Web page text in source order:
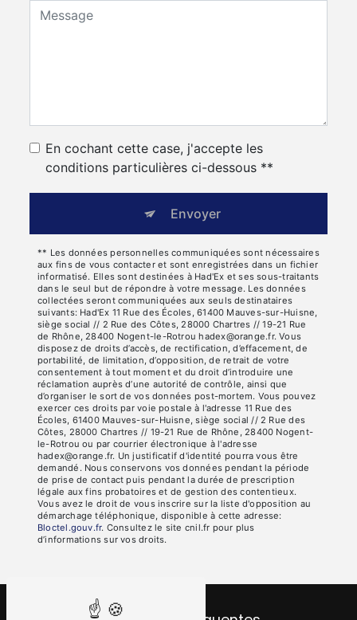
En cochant cette case, j'accepte les
conditions particulières ci-dessous **
Envoyer
** Les données personnelles communiquées sont nécessaires
aux fins de vous contacter et sont enregistrées dans un fichier
informatisé. Elles sont destinées à Had'Ex et ses sous-traitants
dans le seul but de répondre à votre message. Les données
collectées seront communiquées aux seuls destinataires
suivants: Had'Ex 11 Rue des Écoles, 61400 Mauves-sur-Huisne,
siège social // 2 Rue des Côtes, 28000 Chartres // 19-21 Rue
de Rhône, 28400 Nogent-le-Rotrou hadex@orange.fr. Vous
disposez de droits d’accès, de rectification, d’effacement, de
portabilité, de limitation, d’opposition, de retrait de votre
consentement à tout moment et du droit d’introduire une
réclamation auprès d’une autorité de contrôle, ainsi que
d’organiser le sort de vos données post-mortem. Vous pouvez
exercer ces droits par voie postale à l'adresse 11 Rue des
Écoles, 61400 Mauves-sur-Huisne, siège social // 2 Rue des
Côtes, 28000 Chartres // 19-21 Rue de Rhône, 28400 Nogent-
le-Rotrou ou par courrier électronique à l'adresse
hadex@orange.fr. Un justificatif d'identité pourra vous être
demandé. Nous conservons vos données pendant la période
de prise de contact puis pendant la durée de prescription
légale aux fins probatoires et de gestion des contentieux.
Vous avez le droit de vous inscrire sur la liste d'opposition au
démarchage téléphonique, disponible à cette adresse:
Bloctel.gouv.fr. Consultez le site cnil.fr pour plus
d’informations sur vos droits.